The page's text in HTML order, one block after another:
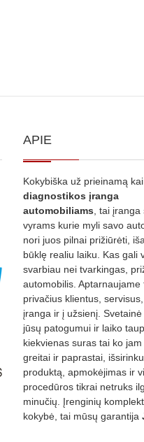
APIE
Kokybiška už prieinamą
diagnostikos įranga
automobiliams, tai įranga
vyrams kurie myli savo
nori juos pilnai prižiūrėti,
būklę realiu laiku. Kas gali
svarbiau nei tvarkingas,
automobilis. Aptarnaujame
privačius klientus,
įranga ir į užsienį.
jūsų patogumui ir laiko
kiekvienas suras tai ko
greitai ir paprastai,
produktą, apmokėjimas ir
procedūros tikrai netruks
minučių. Įrenginių
kokybė, tai mūsų garantija